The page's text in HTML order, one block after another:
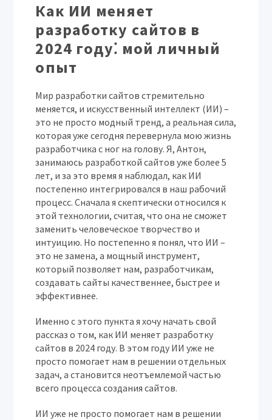
Как ИИ меняет
разработку сайтов в
2024 году⁚ мой личный
опыт
Мир разработки сайтов стремительно
меняется, и искусственный интеллект (ИИ) –
это не просто модный тренд, а реальная сила,
которая уже сегодня перевернула мою жизнь
разработчика с ног на голову. Я,Антон,
занимаюсь разработкой сайтов уже более 5
лет, и за это время я наблюдал, как ИИ
постепенно интегрировался в наш рабочий
процесс. Сначала я скептически относился к
этой технологии, считая, что она не сможет
заменить человеческое творчество и
интуицию. Но постепенно я понял, что ИИ –
это не замена, а мощный инструмент,
который позволяет нам, разработчикам,
создавать сайты качественнее, быстрее и
эффективнее.
Именно с этого пункта я хочу начать свой
рассказ о том, как ИИ меняет разработку
сайтов в 2024 году. В этом году ИИ уже не
просто помогает нам в решении отдельных
задач, а становится неотъемлемой частью
всего процесса создания сайтов.
ИИ уже не просто помогает нам в решении